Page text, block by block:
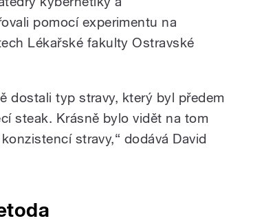
pomocí experimentu na
Lékařské fakulty Ostravské
dostali typ stravy, který byl předem
steak. Krásně bylo vidět na tom
stravy,“ dodává David